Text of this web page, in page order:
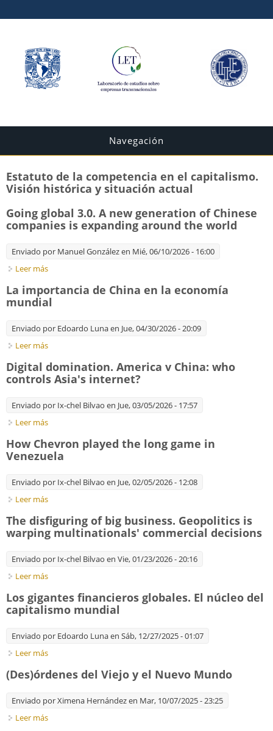
Navegación
Estatuto de la competencia en el capitalismo.
Visión histórica y situación actual
Going global 3.0. A new generation of Chinese
companies is expanding around the world
Enviado por Manuel Gonzálezen Mié, 06/10/2026 - 16:00
Leer más
La importancia de China en la economía
mundial
Enviado por Edoardo Lunaen Jue, 04/30/2026 - 20:09
Leer más
Digital domination. America v China: who
controls Asia's internet?
Enviado por Ix-chel Bilvao en Jue, 03/05/2026 - 17:57
Leer más
How Chevron played the long game in
Venezuela
Enviado por Ix-chel Bilvao en Jue, 02/05/2026 - 12:08
Leer más
The disfiguring of big business. Geopolitics is
warping multinationals' commercial decisions
Enviado por Ix-chel Bilvao en Vie, 01/23/2026 - 20:16
Leer más
Los gigantes financieros globales. El núcleo del
capitalismo mundial
Enviado por Edoardo Lunaen Sáb, 12/27/2025 - 01:07
Leer más
(Des)órdenes del Viejo y el Nuevo Mundo
Enviado porXimena Hernándezen Mar, 10/07/2025 - 23:25
Leer más